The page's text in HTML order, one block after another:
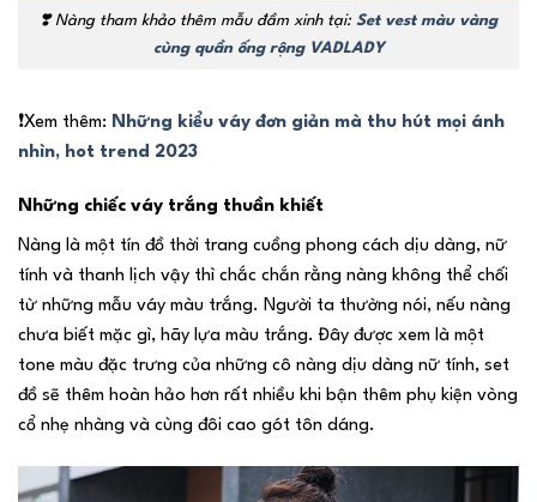
❣️Nàng tham khảo thêm mẫu đầm xinh tại: Set vest màu vàng
cùng quần ống rộng VADLADY
❗Xem thêm: Những kiểu váy đơn giản mà thu hút mọi ánh
nhìn, hot trend 2023
Những chiếc váy trắng thuần khiết
Nàng là một tín đồ thời trang cuồng phong cách dịu dàng, nữ
tính và thanh lịch vậy thì chắc chắn rằng nàng không thể chối
từ những mẫu váy màu trắng. Người ta thường nói, nếu nàng
chưa biết mặc gì, hãy lựa màu trắng. Đây được xem là một
tone màu đặc trưng của những cô nàng dịu dàng nữ tính, set
đồ sẽ thêm hoàn hảo hơn rất nhiều khi bận thêm phụ kiện vòng
cổ nhẹ nhàng và cùng đôi cao gót tôn dáng.